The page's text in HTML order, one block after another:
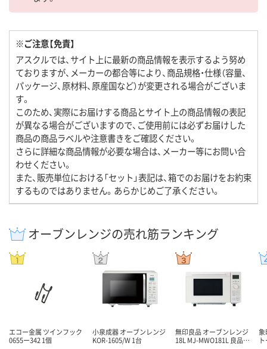
※ご注意【免責】
アスクルでは、サイト上に最新の商品情報を表示するよう努め
ておりますが、メーカーの都合等により、商品規格・仕様（容量、
パッケージ、原材料、原産国など）が変更される場合がございま
す。
このため、実際にお届けする商品とサイト上の商品情報の表記
が異なる場合がございますので、ご使用前には必ずお届けした
商品の商品ラベルや注意書きをご確認ください。
さらに詳細な商品情報が必要な場合は、メーカー等にお問い合
わせください。
また、販売単位における「セット」表記は、箱でのお届けをお約束
するものではありません。あらかじめご了承ください。
オーブンレンジの売れ筋ランキング
エコー金属 ツインフック
0655ー342 1個
小泉成器 オーブンレンジ
KOR-1605/W 1台
無印良品 オーブンレンジ
18L MJ-MWO181L 良品…